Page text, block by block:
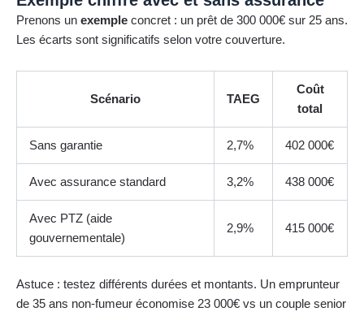
Prenons un exemple concret : un prêt de 300 000€ sur 25 ans.
Les écarts sont significatifs selon votre couverture.
Scénario TAEG
Coût
total
Sans garantie 2,7% 402 000€
Avec assurance standard 3,2% 438 000€
Avec PTZ (aide
gouvernementale)
2,9% 415 000€
Astuce : testez différents durées et montants. Un emprunteur
de 35 ans non-fumeur économise 23 000€ vs un couple senior